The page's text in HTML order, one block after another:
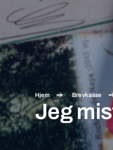
Hjem Brevkasse
Jeg